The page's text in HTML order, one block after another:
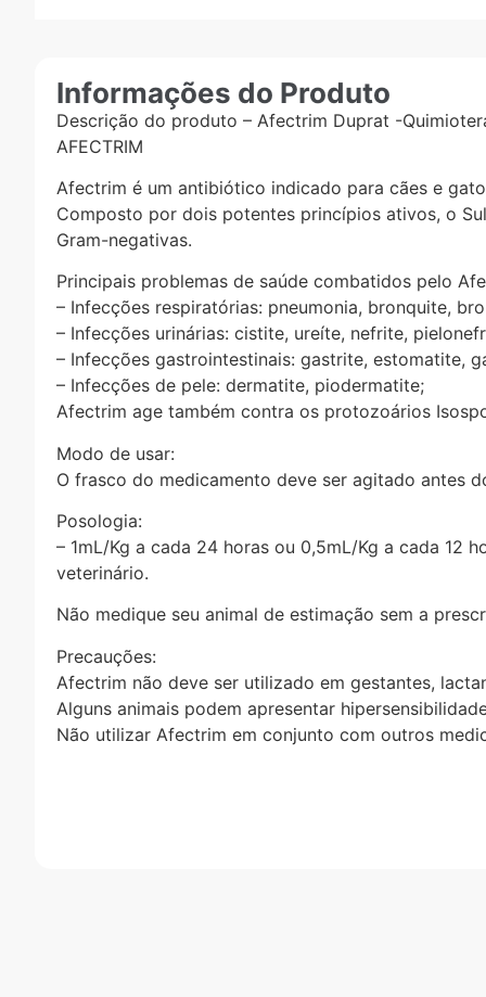
Informações do Produto
Descrição do produto – Afectrim Duprat -
AFECTRIM
Afectrim é um antibiótico indicado para cães e
Composto por dois potentes princípios ativos, o
Gram-negativas.
Principais problemas de saúde combatidos pelo
– Infecções respiratórias: pneumonia, bronquite,
– Infecções urinárias: cistite, ureíte, nefrite,
– Infecções gastrointestinais: gastrite, estomatite,
– Infecções de pele: dermatite, piodermatite;
Afectrim age também contra os protozoários
Modo de usar:
O frasco do medicamento deve ser agitado antes
Posologia:
– 1mL/Kg a cada 24 horas ou 0,5mL/Kg a cada 12
veterinário.
Não medique seu animal de estimação sem a
Precauções:
Afectrim não deve ser utilizado em gestantes,
Alguns animais podem apresentar
Não utilizar Afectrim em conjunto com outros